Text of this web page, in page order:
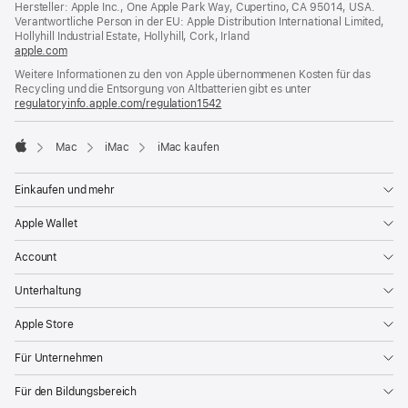
neues
Fenster)
Hersteller: Apple Inc., One Apple Park Way, Cupertino, CA 95014, USA.
Verantwortliche Person in der EU: Apple Distribution International Limited,
Hollyhill Industrial Estate, Hollyhill, Cork, Irland
apple.com(öffnet
neues
Fenster)
Weitere Informationen zu den von Apple übernommenen Kosten für das
Recycling und die Entsorgung von Altbatterien gibt es unter
regulatoryinfo.apple.com/regulation1542
ein
Mac iMac iMac kaufen
Einkaufen und mehr
Apple Wallet
Account
Unterhaltung
Apple Store
Für Unternehmen
Für den Bildungsbereich